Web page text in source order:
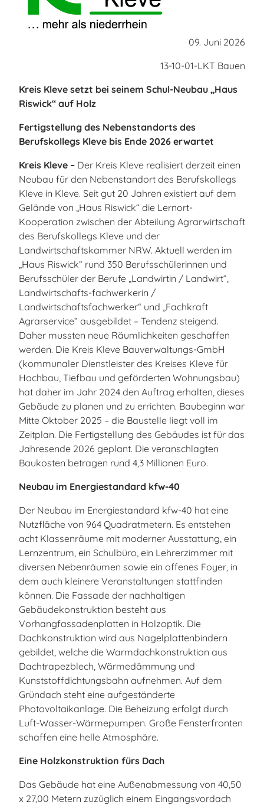
09. Juni 2026
13-10-01-LKT Bauen
Kreis Kleve setzt bei seinem Schul-Neubau „Haus
Riswick“ auf Holz
Fertigstellung des Nebenstandorts des
Berufskollegs Kleve bis Ende 2026 erwartet
Kreis Kleve – Der Kreis Kleve realisiert derzeit einen
Neubau für den Nebenstandort des Berufskollegs
Kleve in Kleve. Seit gut 20 Jahren existiert auf dem
Gelände von „Haus Riswick“ die Lernort-
Kooperation zwischen der Abteilung Agrarwirtschaft
des Berufskollegs Kleve und der
Landwirtschaftskammer NRW. Aktuell werden im
„Haus Riswick“ rund 350 Berufsschülerinnen und
Berufsschüler der Berufe „Landwirtin / Landwirt“,
Landwirtschafts-fachwerkerin /
Landwirtschaftsfachwerker“ und „Fachkraft
Agrarservice“ ausgebildet – Tendenz steigend.
Daher mussten neue Räumlichkeiten geschaffen
werden. Die Kreis Kleve Bauverwaltungs-GmbH
(kommunaler Dienstleister des Kreises Kleve für
Hochbau, Tiefbau und geförderten Wohnungsbau)
hat daher im Jahr 2024 den Auftrag erhalten, dieses
Gebäude zu planen und zu errichten. Baubeginn war
Mitte Oktober 2025 – die Baustelle liegt voll im
Zeitplan. Die Fertigstellung des Gebäudes ist für das
Jahresende 2026 geplant. Die veranschlagten
Baukosten betragen rund 4,3 Millionen Euro.
Neubau im Energiestandard kfw-40
Der Neubau im Energiestandard kfw-40 hat eine
Nutzfläche von 964 Quadratmetern. Es entstehen
acht Klassenräume mit moderner Ausstattung, ein
Lernzentrum, ein Schulbüro, ein Lehrerzimmer mit
diversen Nebenräumen sowie ein offenes Foyer, in
dem auch kleinere Veranstaltungen stattfinden
können. Die Fassade der nachhaltigen
Gebäudekonstruktion besteht aus
Vorhangfassadenplatten in Holzoptik. Die
Dachkonstruktion wird aus Nagelplattenbindern
gebildet, welche die Warmdachkonstruktion aus
Dachtrapezblech, Wärmedämmung und
Kunststoffdichtungsbahn aufnehmen. Auf dem
Gründach steht eine aufgeständerte
Photovoltaikanlage. Die Beheizung erfolgt durch
Luft-Wasser-Wärmepumpen. Große Fensterfronten
schaffen eine helle Atmosphäre.
Eine Holzkonstruktion fürs Dach
Das Gebäude hat eine Außenabmessung von 40,50
x 27,00 Metern zuzüglich einem Eingangsvordach